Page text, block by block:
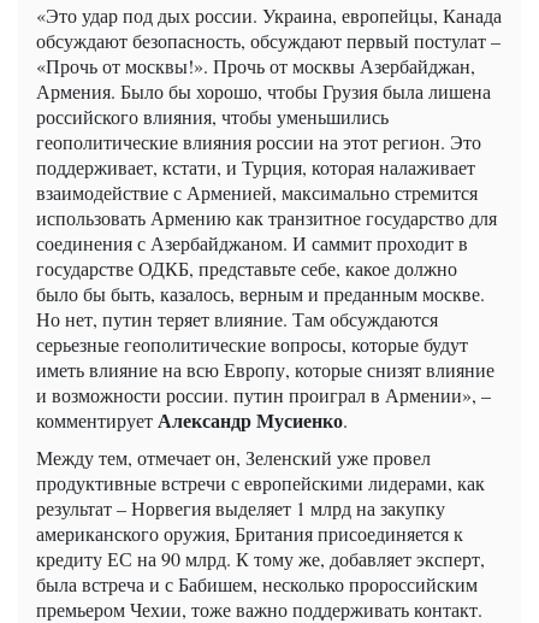
«Это удар под дых россии. Украина, европейцы, Канада
обсуждают безопасность, обсуждают первый постулат –
«Прочь от москвы!». Прочь от москвы Азербайджан,
Армения. Было бы хорошо, чтобы Грузия была лишена
российского влияния, чтобы уменьшились
геополитические влияния россии на этот регион. Это
поддерживает, кстати, и Турция, которая налаживает
взаимодействие с Арменией, максимально стремится
использовать Армению как транзитное государство для
соединения с Азербайджаном. И саммит проходит в
государстве ОДКБ, представьте себе, какое должно
было бы быть, казалось, верным и преданным москве.
Но нет, путин теряет влияние. Там обсуждаются
серьезные геополитические вопросы, которые будут
иметь влияние на всю Европу, которые снизят влияние
и возможности россии. путин проиграл в Армении», –
комментируетАлександр Мусиенко.
Между тем, отмечает он, Зеленский уже провел
продуктивные встречи с европейскими лидерами, как
результат – Норвегия выделяет 1 млрд на закупку
американского оружия, Британия присоединяется к
кредиту ЕС на 90 млрд. К тому же, добавляет эксперт,
была встреча и с Бабишем, несколько пророссийским
премьером Чехии, тоже важно поддерживать контакт.